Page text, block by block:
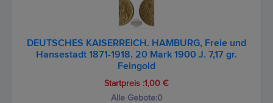
DEUTSCHES KAISERREICH. HAMBURG, Freie und
Hansestadt 1871-1918. 20 Mark 1900 J. 7,17 gr.
Feingold
Startpreis :1,00 €
Alle Gebote:0